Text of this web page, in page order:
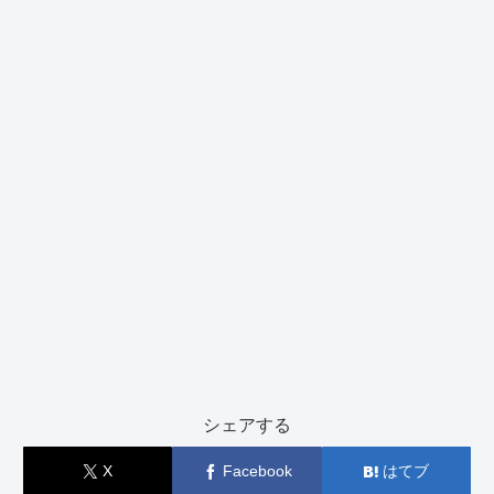
シェアする
X Facebook はてブ